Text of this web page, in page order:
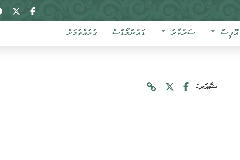
ސަރުކާރު ޑައުންލޯޑްސް ގުޅުއްވުމަށް
ޝެއަރ: